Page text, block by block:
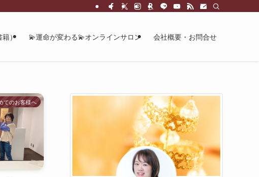
籍） 💫運命が変わる💫オンラインサロン 会社概要・お問合せ
てのお客様へ